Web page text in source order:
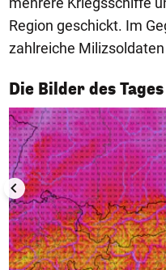
Region geschickt. Im
zahlreiche
Die Bilder des Tages
1/50